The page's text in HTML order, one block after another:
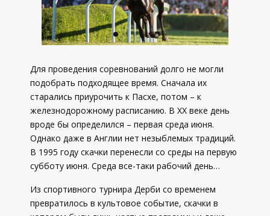
Для проведения соревнований долго не могли
подобрать подходящее время. Сначала их
старались приурочить к Пасхе, потом – к
железнодорожному расписанию. В XX веке день
вроде бы определился – первая среда июня.
Однако даже в Англии нет незыблемых традиций.
В 1995 году скачки перенесли со среды на первую
субботу июня. Среда все-таки рабочий день…
Из спортивного турнира Дерби со временем
превратилось в культовое событие, скачки в